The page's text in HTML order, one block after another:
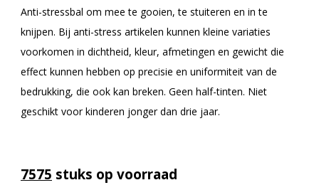
Anti-stressbal om mee te gooien, te stuiteren en in te
knijpen. Bij anti-stress artikelen kunnen kleine variaties
voorkomen in dichtheid, kleur, afmetingen en gewicht die
effect kunnen hebben op precisie en uniformiteit van de
bedrukking, die ook kan breken. Geen half-tinten. Niet
geschikt voor kinderen jonger dan drie jaar.
7575 stuks op voorraad